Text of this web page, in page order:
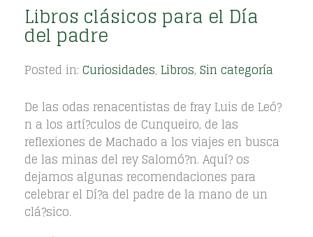
Libros clásicos para el Día
del padre
Posted in: Curiosidades, Libros, Sin categoría
De las odas renacentistas de fray Luis de Leó?
n a los artí?culos de Cunqueiro, de las
reflexiones de Machado a los viajes en busca
de las minas del rey Salomó?n. Aquí? os
dejamos algunas recomendaciones para
celebrar el Dí?a del padre de la mano de un
clá?sico.